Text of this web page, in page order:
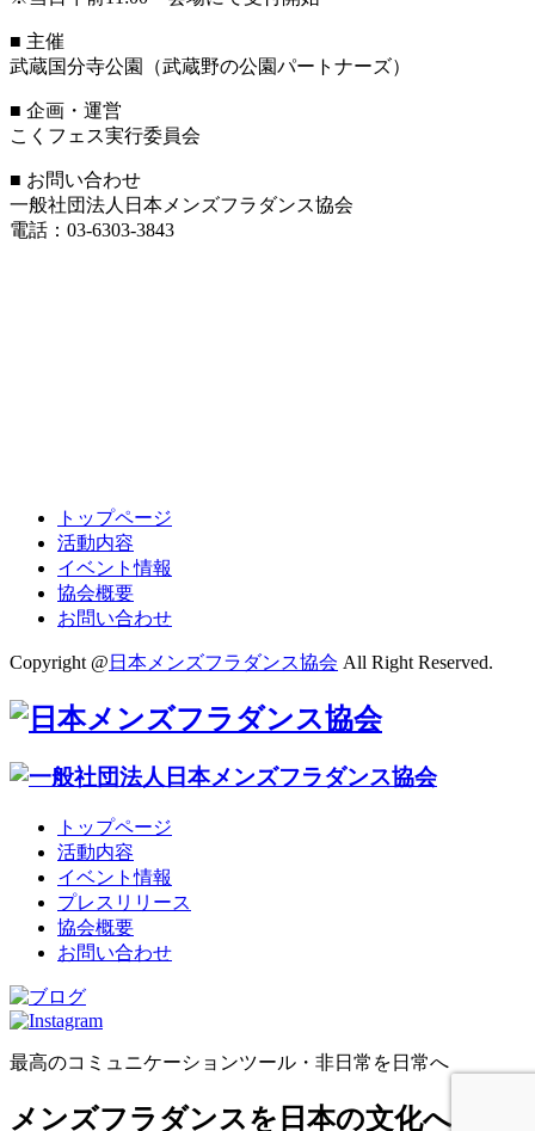
■ 主催
武蔵国分寺公園（武蔵野の公園パートナーズ）
■ 企画・運営
こくフェス実行委員会
■ お問い合わせ
一般社団法人日本メンズフラダンス協会
電話：03-6303-3843
トップページ
活動内容
イベント情報
協会概要
お問い合わせ
Copyright @ 日本メンズフラダンス協会 All Right Reserved.
トップページ
活動内容
イベント情報
プレスリリース
協会概要
お問い合わせ
最高のコミュニケーションツール・非日常を日常へ
メンズフラダンスを日本の文化へ